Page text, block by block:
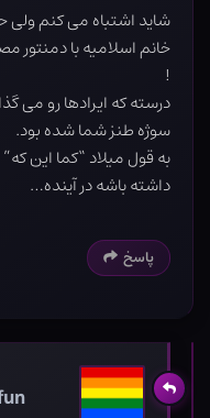
شاید اشتباه می کنم ولی
خانم اسلامیه با دمنتور
!
درسته که ایرادها رو می
سوژه طنز شما شده بود.
به قول میلاد “کما این
داشته باشه در آینده…
پاسخ